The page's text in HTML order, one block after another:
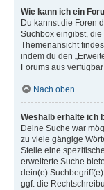
Wie kann ich ein
Du kannst die Foren
Suchbox eingibst,
Themenansicht
indem du den
Forums aus
Nach oben
Weshalb erhalte ich
Deine Suche war
zu viele gängige
Stelle eine
erweiterte Suche
dein(e)
ggf. die